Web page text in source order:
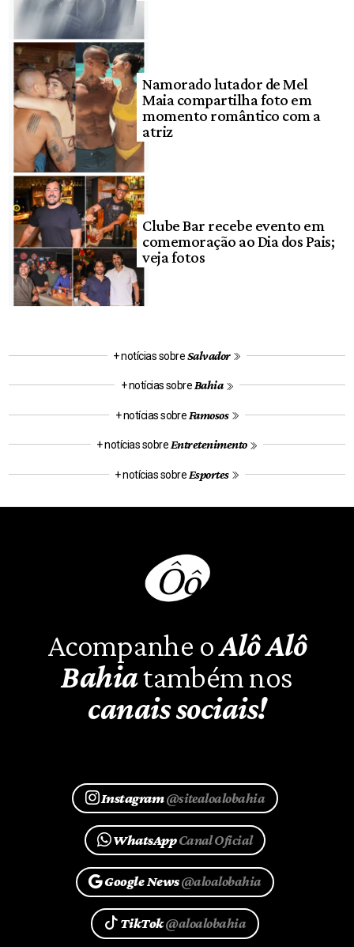
Namorado lutador de Mel
Maia compartilha foto em
momento romântico com a
atriz
Clube Bar recebe evento em
comemoração ao Dia dos Pais;
veja fotos
+ notícias sobreSalvador
+ notícias sobreBahia
+ notícias sobre Famosos
+ notícias sobreEntretenimento
+ notícias sobre Esportes
Acompanhe oAlô Alô
Bahiatambém nos
canais sociais!
Instagram@sitealoalobahia
WhatsAppCanal Oficial
Google News@aloalobahia
TikTok@aloalobahia